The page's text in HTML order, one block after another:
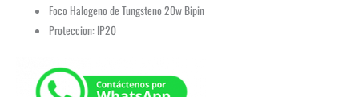
Foco Halogeno de Tungsteno 20w Bipin
Proteccion: IP20